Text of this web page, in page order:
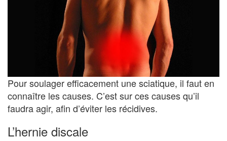
Pour soulager efficacement une sciatique, il faut en
connaître les causes. C’est sur ces causes qu’il
faudra agir, afin d’éviter les récidives.
L’hernie discale